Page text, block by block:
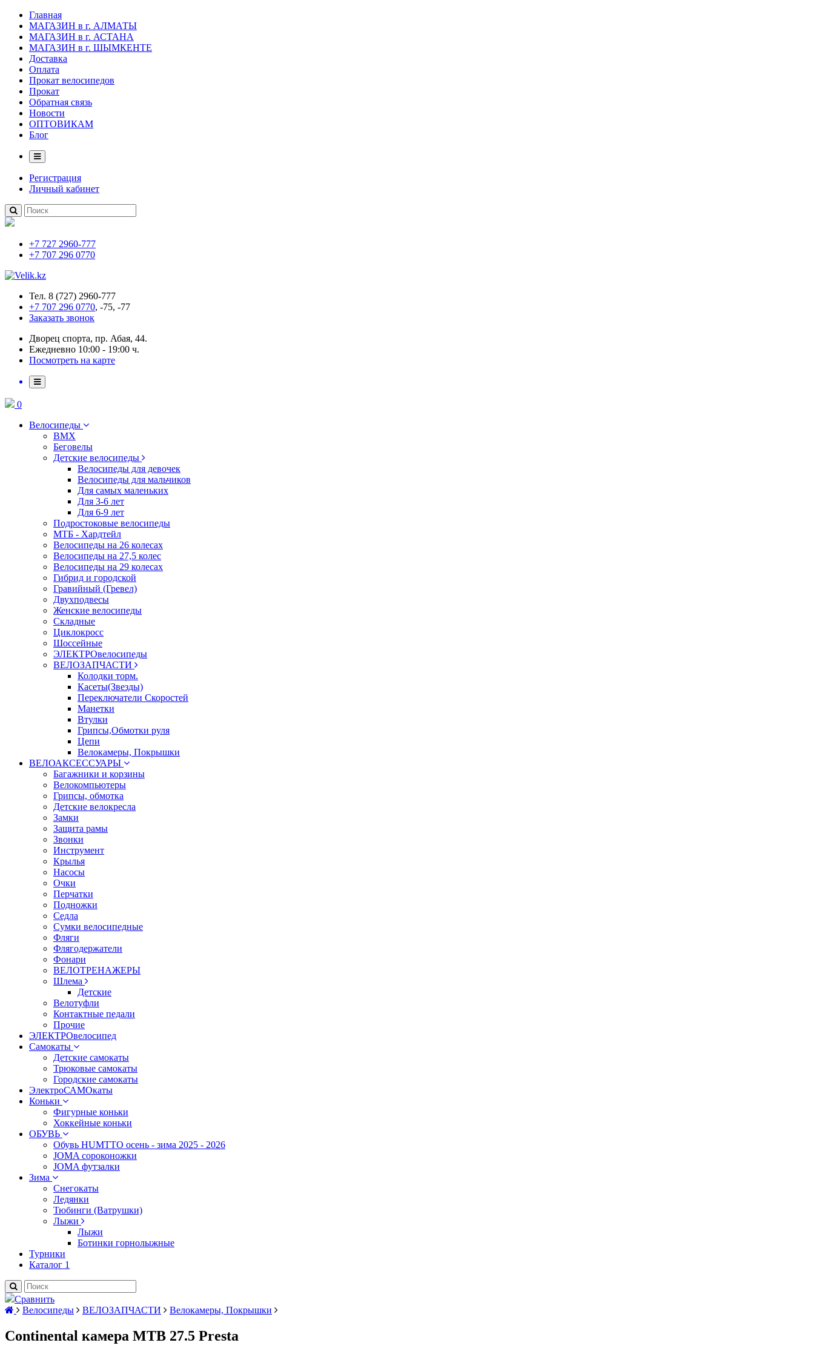
Главная
МАГАЗИН в г. АЛМАТЫ
МАГАЗИН в г. АСТАНА
МАГАЗИН в г. ШЫМКЕНТЕ
Доставка
Оплата
Прокат велосипедов
Прокат
Обратная связь
Новости
ОПТОВИКАМ
Блог
Регистрация
Личный кабинет
+7 727 2960-777
+7 707 296 0770
Тел. 8 (727) 2960-777
+7 707 296 0770, -75, -77
Заказать звонок
Дворец спорта, пр. Абая, 44.
Ежедневно 10:00 - 19:00 ч.
Посмотреть на карте
0
Велосипеды
BMX
Беговелы
Детские велосипеды
Велосипеды для девочек
Велосипеды для мальчиков
Для самых маленьких
Для 3-6 лет
Для 6-9 лет
Подростоковые велосипеды
МТБ - Хардтейл
Велосипеды на 26 колесах
Велосипеды на 27,5 колес
Велосипеды на 29 колесах
Гибрид и городской
Гравийный (Гревел)
Двухподвесы
Женские велосипеды
Складные
Циклокросс
Шоссейные
ЭЛЕКТРОвелосипеды
ВЕЛОЗАПЧАСТИ
Колодки торм.
Касеты(Звезды)
Переключатели Скоростей
Манетки
Втулки
Грипсы,Обмотки руля
Цепи
Велокамеры, Покрышки
ВЕЛОАКСЕССУАРЫ
Багажники и корзины
Велокомпьютеры
Грипсы, обмотка
Детские велокресла
Замки
Защита рамы
Звонки
Инструмент
Крылья
Насосы
Очки
Перчатки
Подножки
Седла
Сумки велосипедные
Фляги
Флягодержатели
Фонари
ВЕЛОТРЕНАЖЕРЫ
Шлема
Детские
Велотуфли
Контактные педали
Прочие
ЭЛЕКТРОвелосипед
Самокаты
Детские самокаты
Трюковые самокаты
Городские самокаты
ЭлектроСАМОкаты
Коньки
Фигурные коньки
Хоккейные коньки
ОБУВЬ
Обувь HUMTTO осень - зима 2025 - 2026
JOMA сороконожки
JOMA футзалки
Зима
Снегокаты
Ледянки
Тюбинги (Ватрушки)
Лыжи
Лыжи
Ботинки горнолыжные
Турники
Каталог 1
Сравнить
Велосипеды
ВЕЛОЗАПЧАСТИ Велокамеры, Покрышки
Continental камера MTB 27.5 Presta